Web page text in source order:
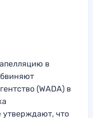
в
(WADA) в
что